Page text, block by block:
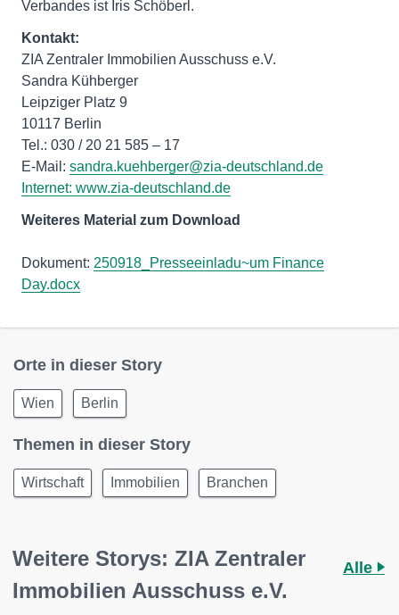
Verbandes ist Iris Schöberl.
Kontakt:
ZIA Zentraler Immobilien Ausschuss e.V.
Sandra Kühberger
Leipziger Platz 9
10117 Berlin
Tel.: 030 / 20 21 585 – 17
E-Mail: sandra.kuehberger@zia-deutschland.de
Internet: www.zia-deutschland.de
Weiteres Material zum Download
Dokument: 250918_Presseeinladu~um Finance
Day.docx
Orte in dieser Story
Wien Berlin
Themen in dieser Story
Wirtschaft Immobilien Branchen
Weitere Storys: ZIA Zentraler
Immobilien Ausschuss e.V.
Alle